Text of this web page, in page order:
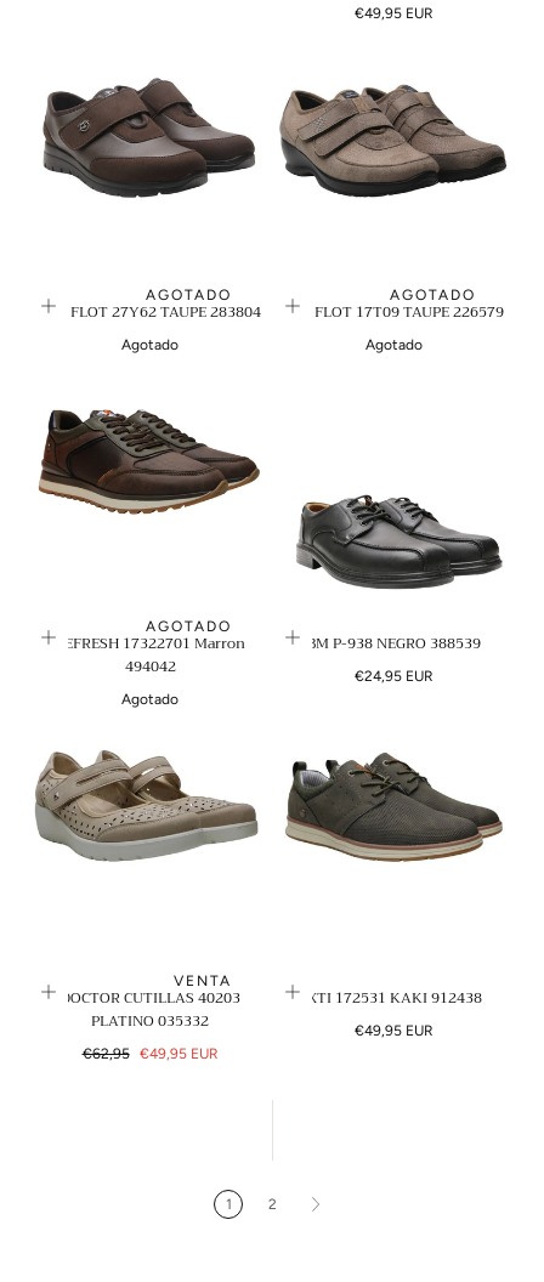
Precio
€49,95 EUR
AGOTADO
FLY FLOT 27Y62 TAUPE 283804
Agotado
AGOTADO
FLY FLOT 17T09 TAUPE 226579
Agotado
AGOTADO
REFRESH 17322701 Marron
494042
Agotado
BM P-938 NEGRO 388539
Precio
€24,95 EUR
VENTA
DOCTOR CUTILLAS 40203
PLATINO 035332
Precio
€62,95
Precio
€49,95 EUR
XTI 172531 KAKI 912438
Precio
€49,95 EUR
1 2